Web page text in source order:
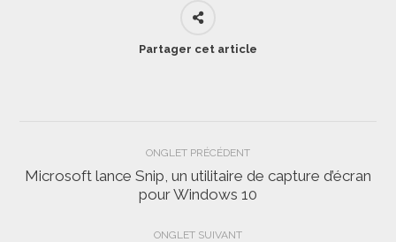
Partager cet article
Navigation
de
commentaire
ONGLET PRÉCÉDENT
Onglet
Microsoft lance Snip, un utilitaire de capture d’écran
pour Windows 10
ONGLET SUIVANT